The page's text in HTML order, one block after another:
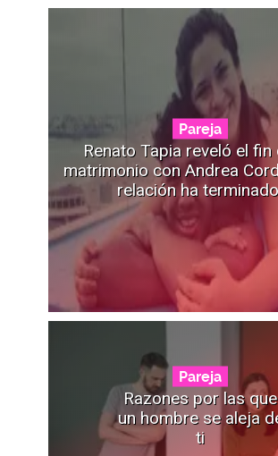
Pareja
Renato Tapia reveló el fin
matrimonio con Andrea
relación ha
Pareja
Razones por las que
un hombre se aleja
ti